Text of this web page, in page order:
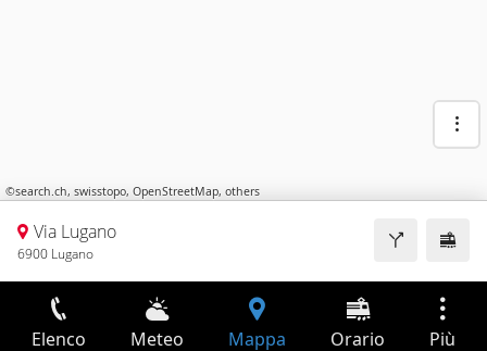
©search.ch, swisstopo, OpenStreetMap, others
Via Lugano
6900 Lugano
Elenco Meteo Mappa Orario Più